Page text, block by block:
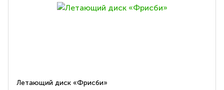
Летающий диск «Фрисби»